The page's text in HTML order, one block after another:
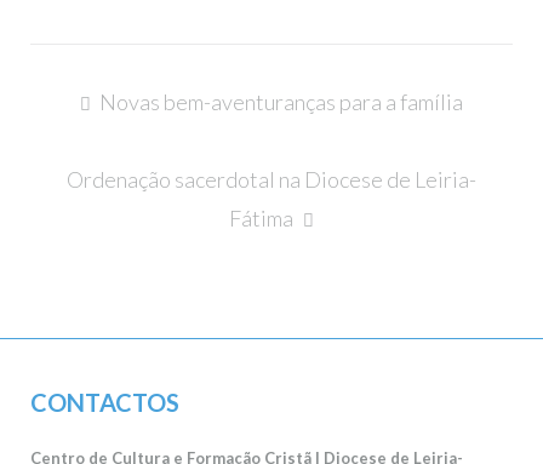
Navegação
artigos
Novas bem-aventuranças para a família
Ordenação sacerdotal na Diocese de Leiria-
Fátima
CONTACTOS
Centro de Cultura e Formação Cristã | Diocese de Leiria-